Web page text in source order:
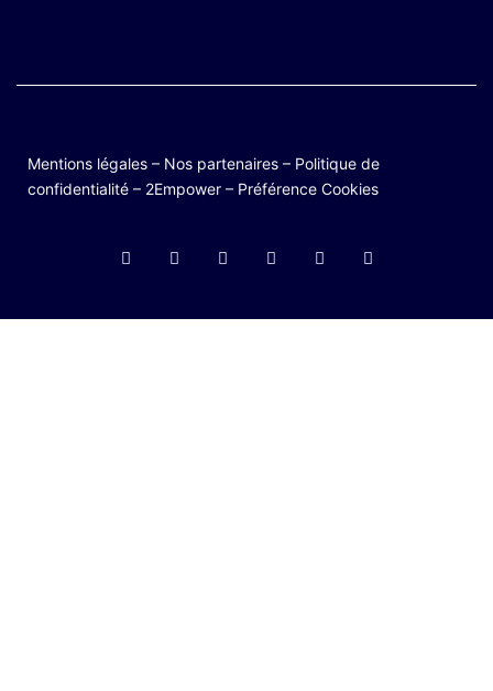
Mentions légales – Nos partenaires – Politique de
confidentialité – 2Empower – Préférence Cookies